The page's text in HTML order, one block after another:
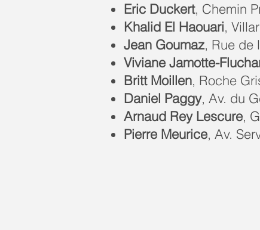
Eric Duckert, Chemin
Khalid El Haouari,
Jean Goumaz, Rue de
Viviane Jamotte-
Britt Moillen, Roche
Daniel Paggy, Av. du
Arnaud Rey Lescure,
Pierre Meurice, Av.